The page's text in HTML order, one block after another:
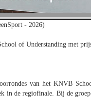
- 2026)
of Understanding met
van het KNVB
in de regiofinale. Bij de